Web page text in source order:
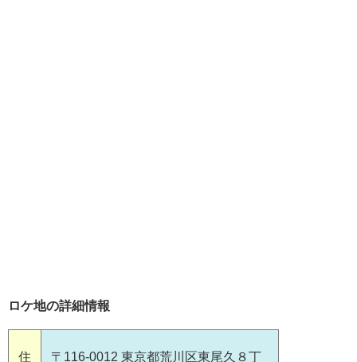
ロケ地の詳細情報
住
〒116-0012 東京都荒川区東尾久８丁